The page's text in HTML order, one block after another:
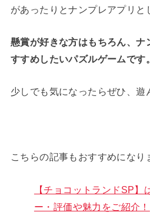
があったりとナンプレアプリと
懸賞が好きな方はもちろん、ナ
すすめしたいパズルゲームです。
少しでも気になったらぜひ、遊
こちらの記事もおすすめになり
【チョコットランドSP】
ー・評価や魅力をご紹介！